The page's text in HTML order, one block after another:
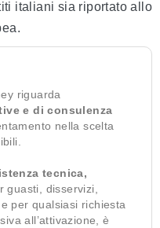
italiani sia riportato allo
riguarda
e di consulenza
nella scelta
tecnica,
guasti, disservizi,
per qualsiasi richiesta
all’attivazione, è